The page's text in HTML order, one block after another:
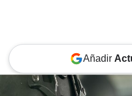
Añadir